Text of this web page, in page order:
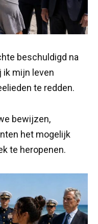
beschuldigd na
ik mijn leven
te redden.
bewijzen,
het mogelijk
te heropenen.